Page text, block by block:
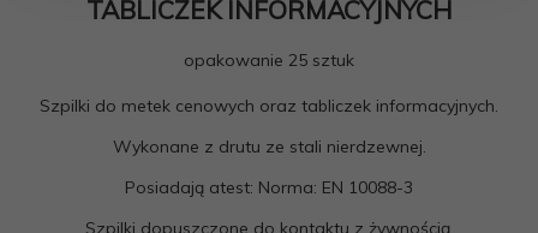
TABLICZEK INFORMACYJNYCH
opakowanie 25 sztuk
Szpilki do metek cenowych oraz tabliczek informacyjnych.
Wykonane z drutu ze stali nierdzewnej.
Posiadają atest: Norma: EN 10088-3
Szpilki dopuszczone do kontaktu z żywnością.